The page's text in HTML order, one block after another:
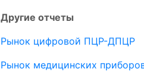
Другие отчеты
Рынок цифровой ПЦР-ДПЦР
Рынок медицинских